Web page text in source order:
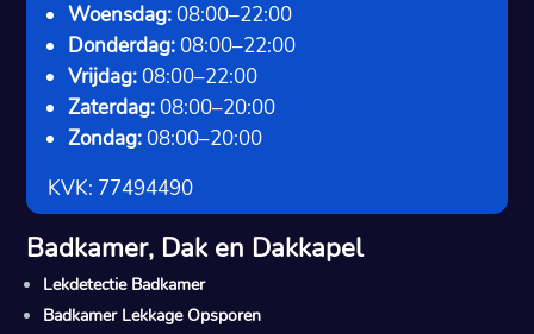
Woensdag: 08:00–22:00
Donderdag: 08:00–22:00
Vrijdag: 08:00–22:00
Zaterdag: 08:00–20:00
Zondag: 08:00–20:00
KVK: 77494490
Badkamer, Dak en Dakkapel
Lekdetectie Badkamer
Badkamer Lekkage Opsporen